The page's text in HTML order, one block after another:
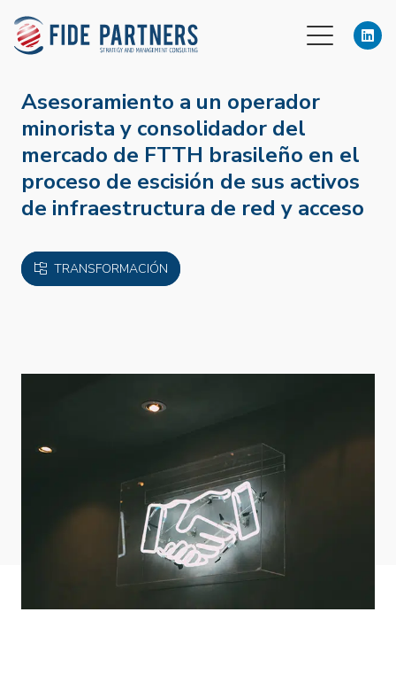
Asesoramiento a un operador
minorista y consolidador del
mercado de FTTH brasileño en el
proceso de escisión de sus activos
de infraestructura de red y acceso
TRANSFORMACIÓN